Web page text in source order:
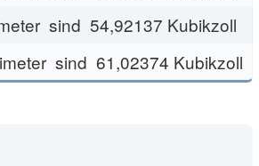
sind 54,92137 Kubikzoll
sind 61,02374 Kubikzoll